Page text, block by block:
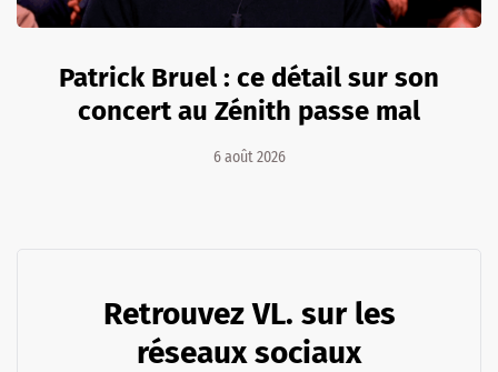
Patrick Bruel : ce détail sur son
concert au Zénith passe mal
6 août 2026
Retrouvez VL. sur les
réseaux sociaux